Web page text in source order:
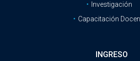
Investigación
Capacitación
INGRESO